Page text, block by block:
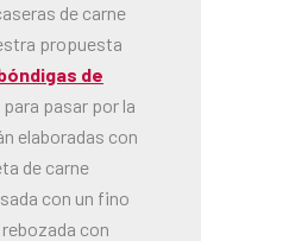
de carne
propuesta
de
pasar por la
elaboradas con
de carne
con un fino
con